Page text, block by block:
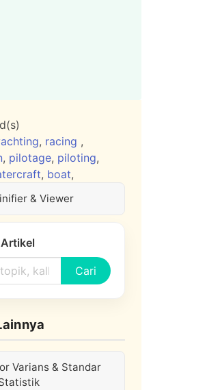
, racing ,
, pilotage, piloting,
, boat,
& Viewer
Cari
Varians & Standar